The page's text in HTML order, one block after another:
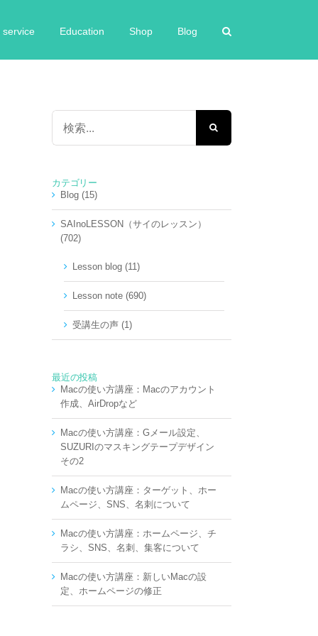
service Education Shop Blog
検
…
カテゴリー
Blog (15)
SAInoLESSON（サイのレッスン）
(702)
Lesson blog (11)
Lesson note (690)
受講生の声 (1)
最近の投稿
Macの使い方講座：Macのアカウント
作成、AirDropなど
Macの使い方講座：Gメール設定、
SUZURIのマスキングテープデザイン
その2
Macの使い方講座：ターゲット、ホー
ムページ、SNS、名刺について
Macの使い方講座：ホームページ、チ
ラシ、SNS、名刺、集客について
Macの使い方講座：新しいMacの設
定、ホームページの修正